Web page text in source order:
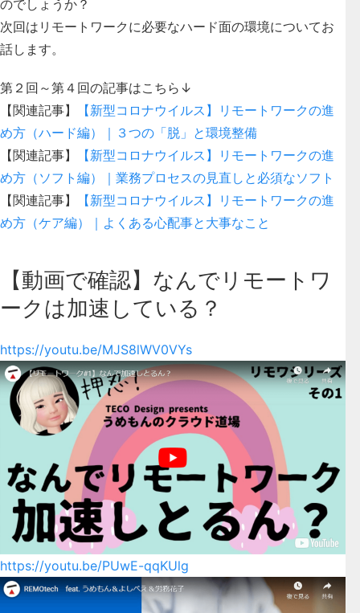
のでしょうか？
次回はリモートワークに必要なハード面の環境についてお
話します。
第２回～第４回の記事はこちら↓
【関連記事】
【新型コロナウイルス】リモートワークの進
め方（ハード編）｜３つの「脱」と環境整備
【関連記事】
【新型コロナウイルス】リモートワークの進
め方（ソフト編）｜業務プロセスの見直しと必須なソフト
【関連記事】
【新型コロナウイルス】リモートワークの進
め方（ケア編）｜よくある心配事と大事なこと
【動画で確認】なんでリモートワ
ークは加速している？
https://youtu.be/MJS8lWV0VYs
https://youtu.be/PUwE-qqKUlg